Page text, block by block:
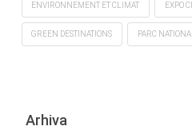
ENVIRONNEMENT ET CLIMAT EXPO
GREEN DESTINATIONS PARC
Arhiva